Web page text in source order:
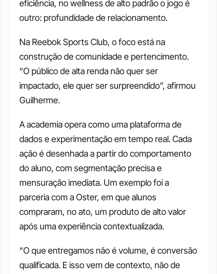
eficiência, no wellness de alto padrão o jogo é
outro: profundidade de relacionamento.
Na Reebok Sports Club, o foco está na
construção de comunidade e pertencimento.
“O público de alta renda não quer ser
impactado, ele quer ser surpreendido”, afirmou
Guilherme.
A academia opera como uma plataforma de
dados e experimentação em tempo real. Cada
ação é desenhada a partir do comportamento
do aluno, com segmentação precisa e
mensuração imediata. Um exemplo foi a
parceria com a Oster, em que alunos
compraram, no ato, um produto de alto valor
após uma experiência contextualizada.
“O que entregamos não é volume, é conversão
qualificada. E isso vem de contexto, não de